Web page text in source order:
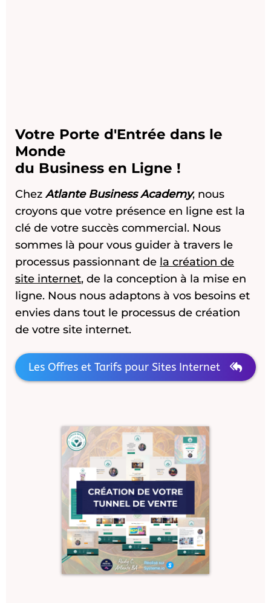
Votre Porte d'Entrée dans le
Monde
du Business en Ligne !
Chez Atlante Business Academy, nous
croyons que votre présence en ligne est la
clé de votre succès commercial. Nous
sommes là pour vous guider à travers le
processus passionnant de la création de
site internet, de la conception à la mise en
ligne. Nous nous adaptons à vos besoins et
envies dans tout le processus de création
de votre site internet.
Les Offres et Tarifs pour Sites Internet